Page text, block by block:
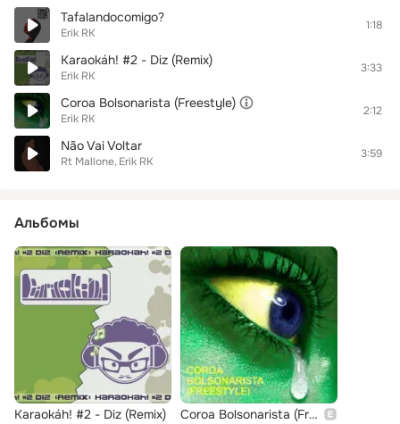
Tafalandocomigo?
Erik RK
1:18
Karaokáh! #2 - Diz (Remix)
Erik RK
3:33
Coroa Bolsonarista (Freestyle)
Erik RK
2:12
Não Vai Voltar
Rt Mallone Erik RK
3:59
Альбомы
Karaokáh! #2 - Diz (Remix) Coroa Bolsonarista (Freestyle)